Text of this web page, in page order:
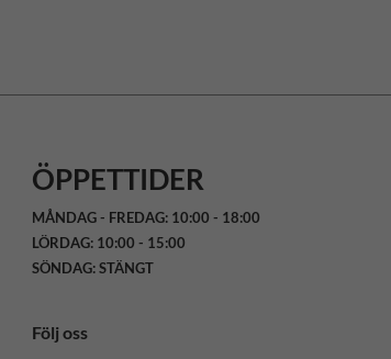
ÖPPETTIDER
MÅNDAG - FREDAG: 10:00 - 18:00
LÖRDAG: 10:00 - 15:00
SÖNDAG: STÄNGT
Följ oss